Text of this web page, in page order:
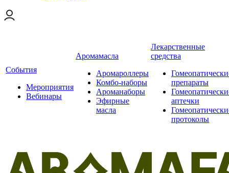
События
Мероприятия
Вебинары
Аромамасла
Аромароллеры
Комбо-наборы
Ароманаборы
Эфирные
масла
Лекарственные
средства
препараты
аптечки
протоколы